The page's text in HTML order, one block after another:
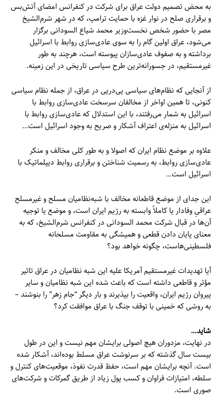
به محض تصمیم دولت عراق برای شرکت در کنفرانس امضای آتش‌بس
و برقراری صلح در نوار غزه با حمایت ترامپ، که در شهر شرم‌الشیخ
مصر با حضور شخص نخست‌وزیر محمد شیاع السودانی برگزار
می‌شود، عراق اولین گام را به سوی عادی‌سازی روابط با اسرائیل
برداشته و به صفوف عادی‌سازان پیوسته است، هرچند به طور
غیرمستقیم، در جسورانه‌ترین طرح سیاسی تاریخی در این زمینه.
از آنجایی که نظام‌های سیاسی پی‌درپی در عراق، از جمله نظام سیاسی
کنونی، تا همین اواخر از مخالفان سرسخت عادی‌سازی روابط با
اسرائیل به شمار می‌رفتند، با این استدلال که عادی‌سازی روابط با
اسرائیل به منزله‌ی اعتراف آشکار و صریح به وجود اسرائیل است…
علاوه بر موضع نظام ایران که اصولا و به طور کلی مخالف و منکر
عادی‌سازی روابط، به رسمیت شناختن و برقراری روابط دیپلماتیک با
اسرائیل است…
این جدای از موضع قاطعانه مخالف با شبه‌نظامیان مسلح و غیرمسلح
عراقیِ وفادار یا کاملاً وابسته به رژیم ایران است، و موضع یا توجیه
آن‌ها در قبال شرکت محمد السودانی در کنفرانس شرم‌الشیخ، که به
معنای پایان دادن قطعی و همیشگی به مقاومت مسلحانه
فلسطینی‌هاست، چگونه خواهد بود؟
آیا تهدیدات غیرمستقیم آمریکا علیه این شبه نظامیان در عراق تاثیر
مؤثر و قاطعی داشته است که باعث شده این شبه نظامیان و سایر
پیروان رژیم ایران، واقعیت را بپذیرند و بار دیگر “جام زهر” را بنوشند –
به روشی که خمینی با توقف جنگ با عراق موافقت کرد؟
شاید…
در نهایت، مزدوران هیچ اصولی برایشان مهم نیست و این در طول
بیست سال گذشته که بر سرنوشت عراق مسلط بوده‌اند، آشکار شده
است. آنچه برایشان مهم است، حفظ قدرت نفوذ، موقعیت‌های کنترل و
سلطه، امتیازات فراوان و کسب پول زیاد از طریق گمرکات و شرکت‌های
صوری است.